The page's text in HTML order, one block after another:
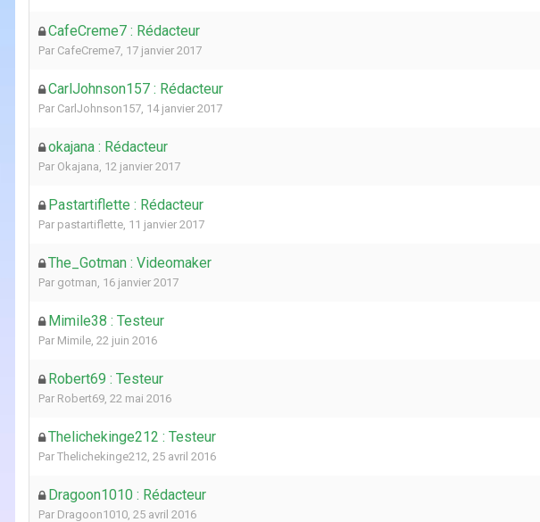
CafeCreme7 : Rédacteur
Par CafeCreme7 17 janvier 2017
CarlJohnson157 : Rédacteur
Par CarlJohnson157 14 janvier 2017
okajana : Rédacteur
Par Okajana 12 janvier 2017
Pastartiflette : Rédacteur
Par pastartiflette 11 janvier 2017
The_Gotman : Videomaker
Par gotman 16 janvier 2017
Mimile38 : Testeur
Par Mimile 22 juin 2016
Robert69 : Testeur
Par Robert69 22 mai 2016
Thelichekinge212 : Testeur
Par Thelichekinge212 25 avril 2016
Dragoon1010 : Rédacteur
Par Dragoon1010 25 avril 2016